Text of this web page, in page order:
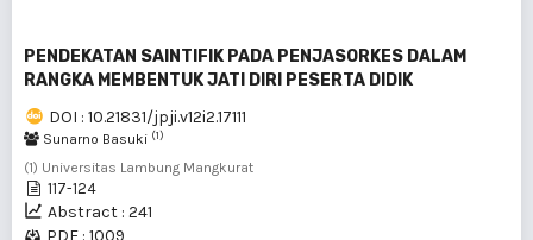
PENDEKATAN SAINTIFIK PADA PENJASORKES DALAM
RANGKA MEMBENTUK JATI DIRI PESERTA DIDIK
DOI : 10.21831/jpji.v12i2.17111
Sunarno Basuki (1)
(1) Universitas Lambung Mangkurat
117-124
Abstract : 241
PDF : 1009